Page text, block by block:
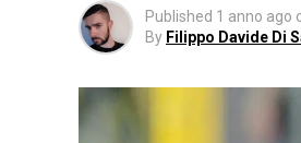
Published 1 anno ago
By Filippo Davide Di